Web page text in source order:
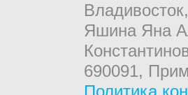
Яшина Яна
690091,
Политика